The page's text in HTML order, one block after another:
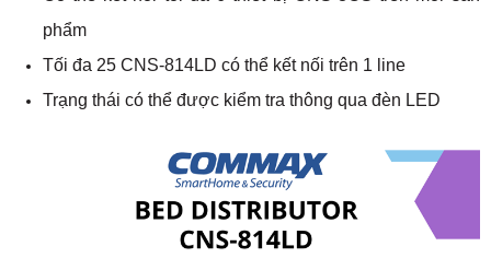
phẩm
Tối đa 25 CNS-814LD có thể kết nối trên 1 line
Trạng thái có thể được kiểm tra thông qua đèn LED